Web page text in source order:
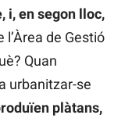
i, en segon lloc,
l’Àrea de Gestió
Quan
urbanitzar-se
plàtans,